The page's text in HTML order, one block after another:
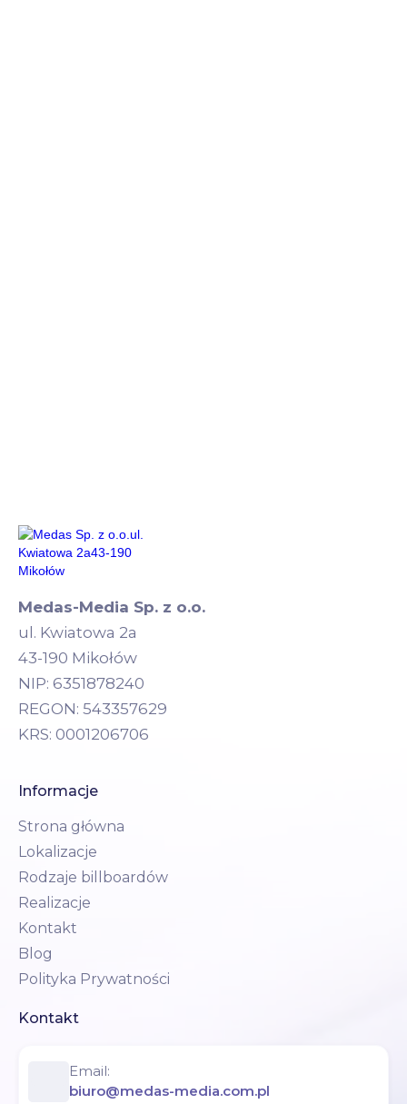
Medas-Media Sp. z o.o.
ul. Kwiatowa 2a
43-190 Mikołów
NIP: 6351878240
REGON: 543357629
KRS: 0001206706
Informacje
Strona główna
Lokalizacje
Rodzaje billboardów
Realizacje
Kontakt
Blog
Polityka Prywatności
Kontakt
Email:
biuro@medas-media.com.pl